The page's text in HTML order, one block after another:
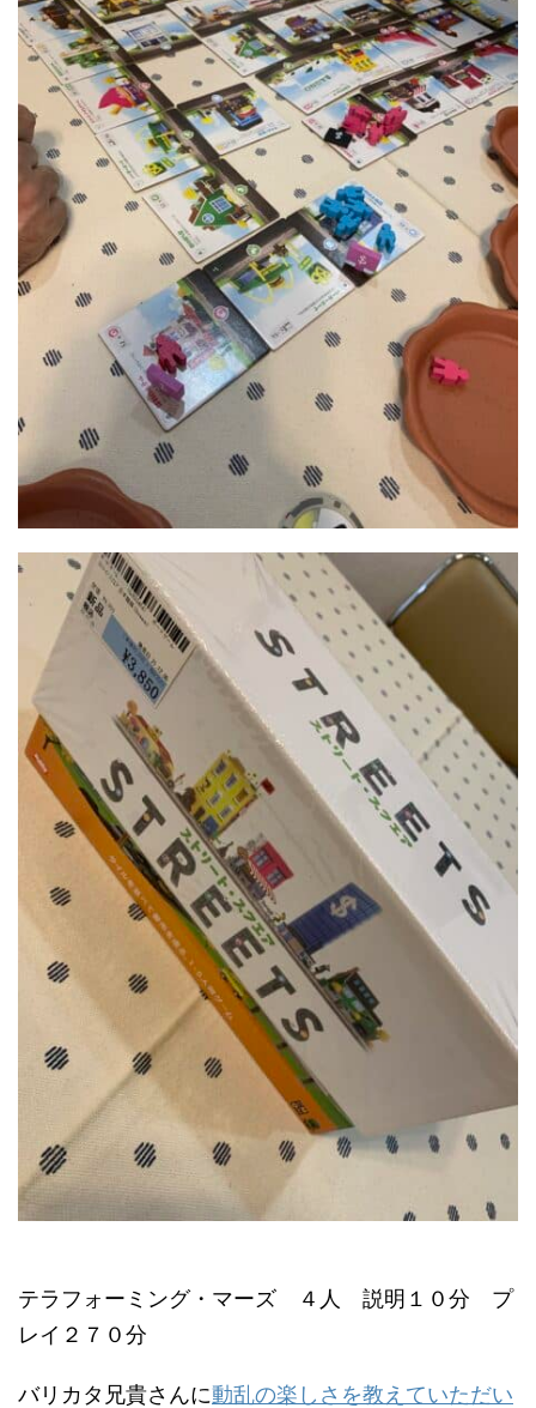
テラフォーミング・マーズ ４人 説明１０分 プ
レイ２７０分
バリカタ兄貴さんに動乱の楽しさを教えていただい